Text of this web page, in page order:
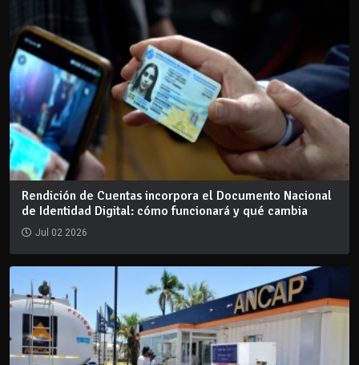
Rendición de Cuentas incorpora el Documento Nacional
de Identidad Digital: cómo funcionará y qué cambia
Jul 02 2026